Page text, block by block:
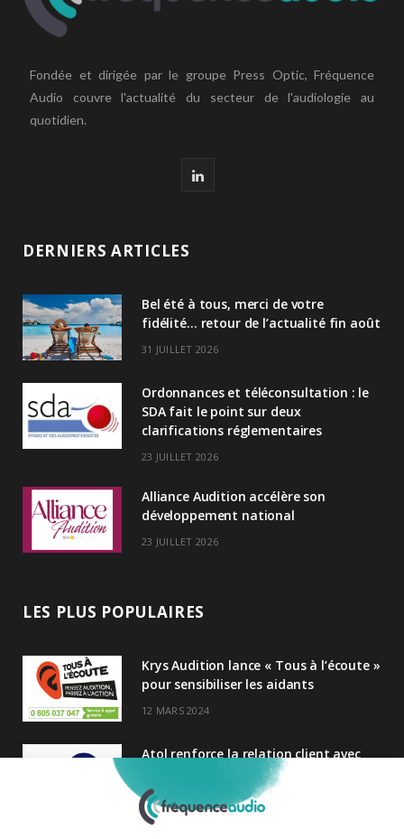
Fondée et dirigée par le groupe Press Optic, Fréquence
Audio couvre l'actualité du secteur de l'audiologie au
quotidien.
L
e
n
DERNIERS ARTICLES
Bel été à tous, merci de votre
fidélité… retour de l’actualité fin août
31 JUILLET 2026
Ordonnances et téléconsultation : le
SDA fait le point sur deux
clarifications réglementaires
23 JUILLET 2026
Alliance Audition accélère son
développement national
23 JUILLET 2026
LES PLUS POPULAIRES
Krys Audition lance « Tous à l’écoute »
pour sensibiliser les aidants
12 MARS 2024
Atol renforce la relation client avec
une nouvelle campagne axée sur la
satisfaction
25 FÉVRIER 2025